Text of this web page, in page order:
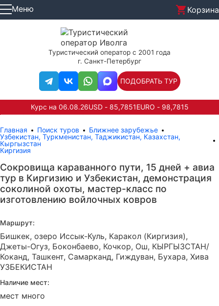
Меню
Курс на 06.08.26USD - 85,7851EURO - 98,7815
Корзина
Туристический оператор с 2001 года
г. Санкт-Петербург
ПОДОБРАТЬ ТУР
Главная Поиск туров
Ближнее зарубежье
Узбекистан, Туркменистан, Таджикистан, Казахстан,
Кыргызстан
Киргизия
Сокровища караванного пути, 15 дней + авиа
тур в Киргизию и Узбекистан, демонстрация
соколиной охоты, мастер-класс по
изготовлению войлочных ковров
Маршрут:
Бишкек, озеро Иссык-Куль, Каракол (Киргизия),
Джеты-Огуз, Боконбаево, Кочкор, Ош, КЫРГЫЗСТАН/
Коканд, Ташкент, Самарканд, Гиждуван, Бухара, Хива
УЗБЕКИСТАН
Наличие мест:
мест много